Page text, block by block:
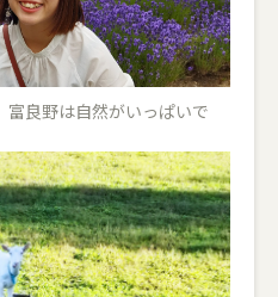
富良野は自然がいっぱいで